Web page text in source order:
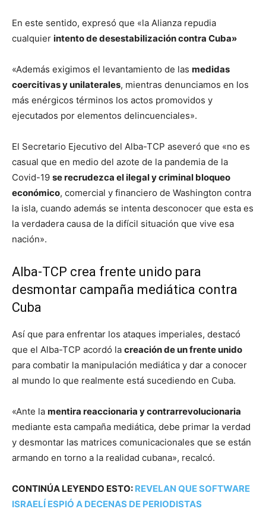
En este sentido, expresó que «la Alianza repudia
cualquier intento de desestabilización contra Cuba»
«Además exigimos el levantamiento de las medidas
coercitivas y unilaterales, mientras denunciamos en los
más enérgicos términos los actos promovidos y
ejecutados por elementos delincuenciales».
El Secretario Ejecutivo del Alba-TCP aseveró que «no es
casual que en medio del azote de la pandemia de la
Covid-19 se recrudezca el ilegal y criminal bloqueo
económico, comercial y financiero de Washington contra
la isla, cuando además se intenta desconocer que esta es
la verdadera causa de la difícil situación que vive esa
nación».
Alba-TCP crea frente unido para
desmontar campaña mediática contra
Cuba
Así que para enfrentar los ataques imperiales, destacó
que el Alba-TCP acordó la creación de un frente unido
para combatir la manipulación mediática y dar a conocer
al mundo lo que realmente está sucediendo en Cuba.
«Ante la mentira reaccionaria y contrarrevolucionaria
mediante esta campaña mediática, debe primar la verdad
y desmontar las matrices comunicacionales que se están
armando en torno a la realidad cubana», recalcó.
CONTINÚA LEYENDO ESTO: REVELAN QUE SOFTWARE
ISRAELÍ ESPIÓ A DECENAS DE PERIODISTAS